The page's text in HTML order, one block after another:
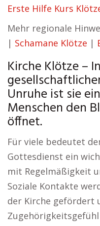
Erste Hilfe Kurs
Mehr regionale
| Schamane Klötze |
Kirche Klötze –
Unruhe ist sie
Menschen den
öffnet.
Für viele bedeutet
Gottesdienst ein
mit Regelmäßigkeit
Soziale Kontakte
der Kirche gefördert